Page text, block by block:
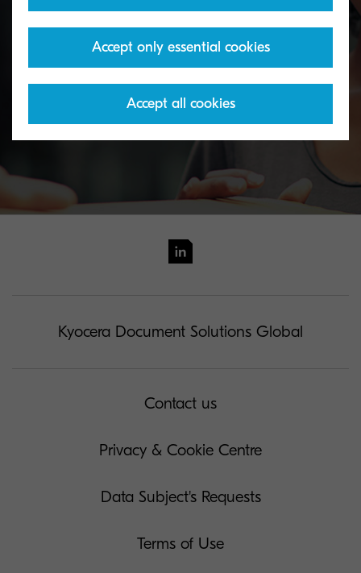
KYOCERA's toner recycling programme allows
organisations to return toners in a variety of ways.
Discover more
Kyocera Document Solutions Global
Contact us
Privacy & Cookie Centre
Data Subject's Requests
Terms of Use
Accept only essential cookies
Accept all cookies